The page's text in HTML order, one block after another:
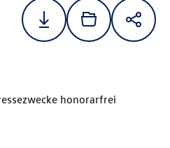
honorarfrei